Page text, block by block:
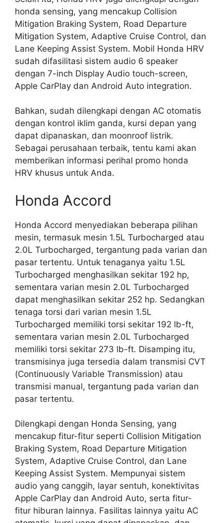
honda sensing, yang mencakup Collision
Mitigation Braking System, Road Departure
Mitigation System, Adaptive Cruise Control, dan
Lane Keeping Assist System. Mobil Honda HRV
sudah difasilitasi sistem audio 6 speaker
dengan 7-inch Display Audio touch-screen,
Apple CarPlay dan Android Auto integration.
Bahkan, sudah dilengkapi dengan AC otomatis
dengan kontrol iklim ganda, kursi depan yang
dapat dipanaskan, dan moonroof listrik.
Sebagai perusahaan terbaik, tentu kami akan
memberikan informasi perihal promo honda
HRV khusus untuk Anda.
Honda Accord
Honda Accord menyediakan beberapa pilihan
mesin, termasuk mesin 1.5L Turbocharged atau
2.0L Turbocharged, tergantung pada varian dan
pasar tertentu. Untuk tenaganya yaitu 1.5L
Turbocharged menghasilkan sekitar 192 hp,
sementara varian mesin 2.0L Turbocharged
dapat menghasilkan sekitar 252 hp. Sedangkan
tenaga torsi dari varian mesin 1.5L
Turbocharged memiliki torsi sekitar 192 lb-ft,
sementara varian mesin 2.0L Turbocharged
memiliki torsi sekitar 273 lb-ft. Disamping itu,
transmisinya juga tersedia dalam transmisi CVT
(Continuously Variable Transmission) atau
transmisi manual, tergantung pada varian dan
pasar tertentu.
Dilengkapi dengan Honda Sensing, yang
mencakup fitur-fitur seperti Collision Mitigation
Braking System, Road Departure Mitigation
System, Adaptive Cruise Control, dan Lane
Keeping Assist System. Mempunyai sistem
audio yang canggih, layar sentuh, konektivitas
Apple CarPlay dan Android Auto, serta fitur-
fitur hiburan lainnya. Fasilitas lainnya yaitu AC